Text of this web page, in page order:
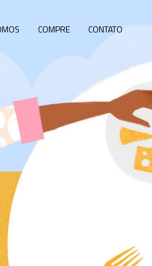
COMPRE CONTATO